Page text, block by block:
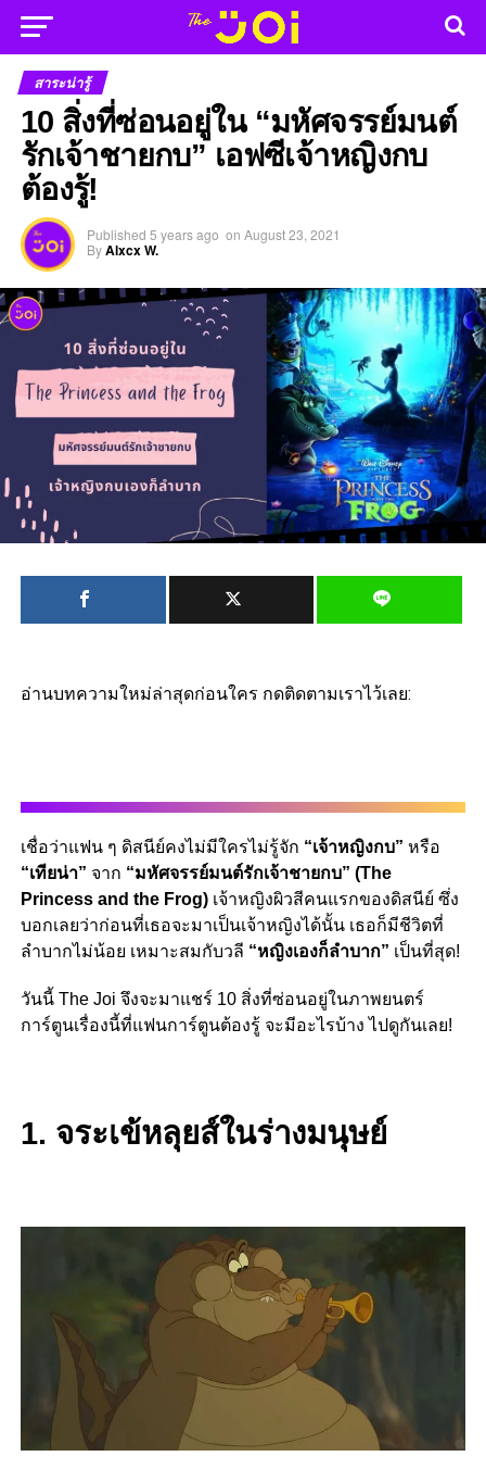
สาระน่ารู้
10 สิ่งที่ซ่อนอยู่ใน “มหัศจรรย์มนต์
รักเจ้าชายกบ” เอฟซีเจ้าหญิงกบ
ต้องรู้!
Published 5 years ago on August 23, 2021
ByAlxcx W.
อ่านบทความใหม่ล่าสุดก่อนใคร กดติดตามเราไว้เลย:
เชื่อว่าแฟน ๆ ดิสนีย์คงไม่มีใครไม่รู้จัก “เจ้าหญิงกบ” หรือ
“เทียน่า” จาก “มหัศจรรย์มนต์รักเจ้าชายกบ” (The
Princess and the Frog) เจ้าหญิงผิวสีคนแรกของดิสนีย์ ซึ่ง
บอกเลยว่าก่อนที่เธอจะมาเป็นเจ้าหญิงได้นั้น เธอก็มีชีวิตที่
ลำบากไม่น้อย เหมาะสมกับวลี “หญิงเองก็ลำบาก” เป็นที่สุด!
วันนี้ The Joi จึงจะมาแชร์ 10 สิ่งที่ซ่อนอยู่ในภาพยนตร์
การ์ตูนเรื่องนี้ที่แฟนการ์ตูนต้องรู้ จะมีอะไรบ้าง ไปดูกันเลย!
1. จระเข้หลุยส์ในร่างมนุษย์